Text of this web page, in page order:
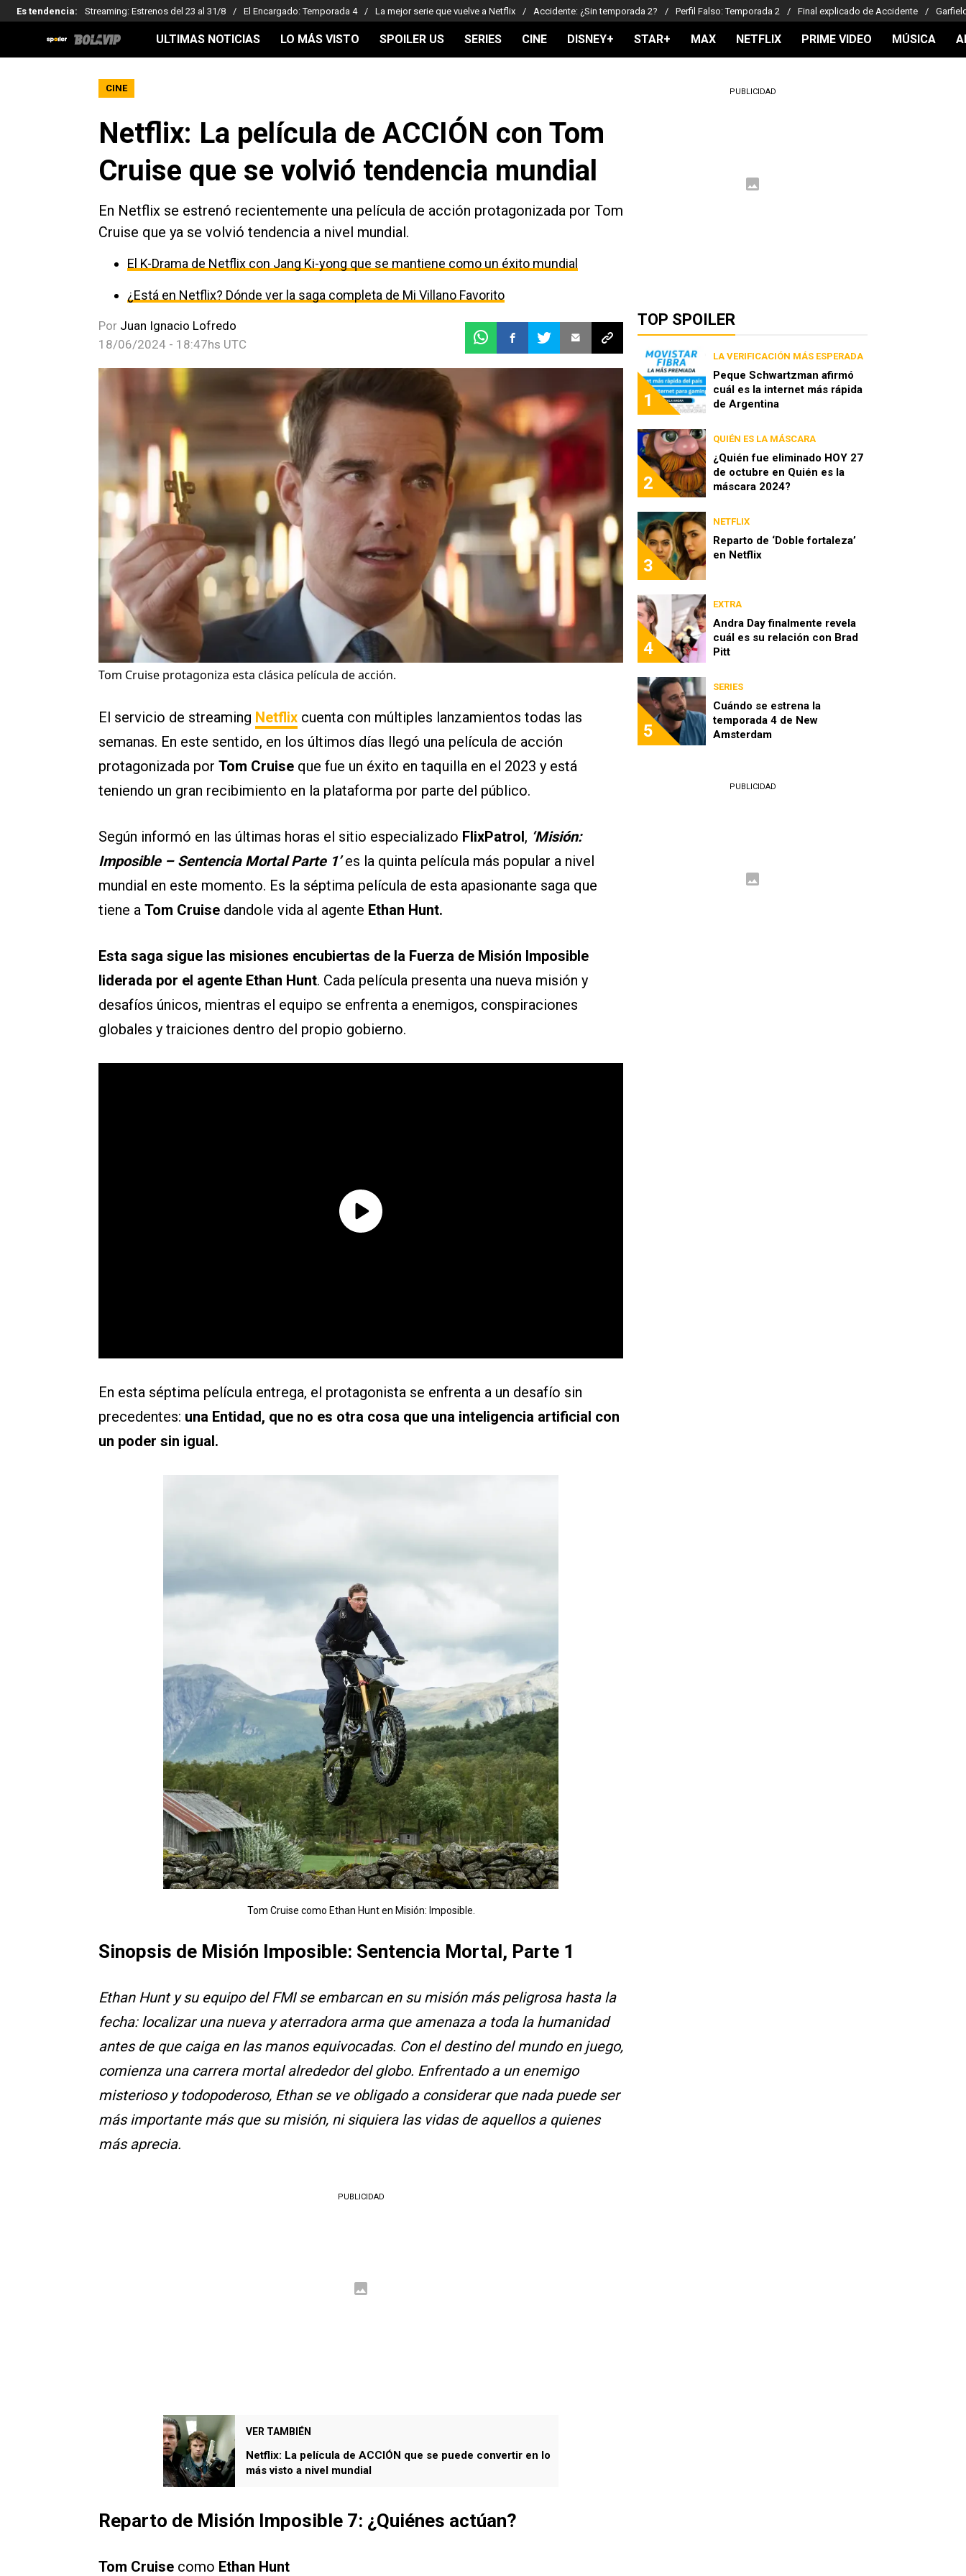
Es tendencia: Streaming: Estrenos del 23 al 31/8 El Encargado: Temporada 4 La mejor serie que vuelve a Netflix Accidente: ¿Sin temporada 2? Perfil Falso: Temporada 2 Final explicado de Accidente
ULTIMAS NOTICIAS LO MÁS VISTO SPOILER US SERIES CINE DISNEY+ STAR+ MAX NETFLIX PRIME VIDEO MÚSICA
CINE
Netflix: La película de ACCIÓN con Tom
Cruise que se volvió tendencia mundial
En Netflix se estrenó recientemente una película de acción protagonizada por Tom
Cruise que ya se volvió tendencia a nivel mundial.
El K-Drama de Netflix con Jang Ki-yong que se mantiene como un éxito mundial
¿Está en Netflix? Dónde ver la saga completa de Mi Villano Favorito
Por Juan Ignacio Lofredo
18/06/2024 - 18:47hs UTC
Tom Cruise protagoniza esta clásica película de acción.
El servicio de streaming Netflix cuenta con múltiples lanzamientos todas las
semanas. En este sentido, en los últimos días llegó una película de acción
protagonizada por Tom Cruise que fue un éxito en taquilla en el 2023 y está
teniendo un gran recibimiento en la plataforma por parte del público.
Según informó en las últimas horas el sitio especializado FlixPatrol, ‘Misión:
Imposible – Sentencia Mortal Parte 1’es la quinta película más popular a nivel
mundial en este momento. Es la séptima película de esta apasionante saga que
tiene a Tom Cruise dandole vida al agente Ethan Hunt.
Esta saga sigue las misiones encubiertas de la Fuerza de Misión Imposible
liderada por el agente Ethan Hunt. Cada película presenta una nueva misión y
desafíos únicos, mientras el equipo se enfrenta a enemigos, conspiraciones
globales y traiciones dentro del propio gobierno.
En esta séptima película entrega, el protagonista se enfrenta a un desafío sin
precedentes: una Entidad, que no es otra cosa que una inteligencia artificial con
un poder sin igual.
Tom Cruise como Ethan Hunt en Misión: Imposible.
Sinopsis de Misión Imposible: Sentencia Mortal, Parte 1
Ethan Hunt y su equipo del FMI se embarcan en su misión más peligrosa hasta la
fecha: localizar una nueva y aterradora arma que amenaza a toda la humanidad
antes de que caiga en las manos equivocadas. Con el destino del mundo en juego,
comienza una carrera mortal alrededor del globo. Enfrentado a un enemigo
misterioso y todopoderoso, Ethan se ve obligado a considerar que nada puede ser
más importante más que su misión, ni siquiera las vidas de aquellos a quienes
más aprecia.
PUBLICIDAD
VER TAMBIÉN
Netflix: La película de ACCIÓN que se puede convertir en lo
más visto a nivel mundial
Reparto de Misión Imposible 7: ¿Quiénes actúan?
Tom Cruise como Ethan Hunt
PUBLICIDAD
TOP SPOILER
1
LA VERIFICACIÓN MÁS ESPERADA
Peque Schwartzman afirmó
cuál es la internet más rápida
de Argentina
2
QUIÉN ES LA MÁSCARA
¿Quién fue eliminado HOY 27
de octubre en Quién es la
máscara 2024?
3
NETFLIX
Reparto de ‘Doble fortaleza’
en Netflix
4
EXTRA
Andra Day finalmente revela
cuál es su relación con Brad
Pitt
5
SERIES
Cuándo se estrena la
temporada 4 de New
Amsterdam
PUBLICIDAD